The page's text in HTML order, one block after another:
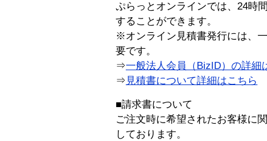
ぷらっとオンラインでは、24時
することができます。
※オンライン見積書発行には、
要です。
⇒一般法人会員（BizID）の詳細
⇒ 見積書について詳細はこちら
■請求書について
ご注文時に希望されたお客様に
しております。